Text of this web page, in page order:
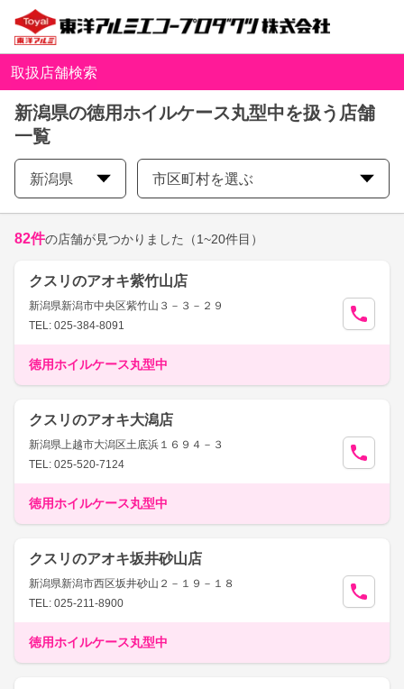
取扱店舗検索
新潟県の徳用ホイルケース丸型中を扱う店舗
一覧
新潟県 市区町村を選ぶ
82件の店舗が見つかりました （1~20件目）
クスリのアオキ紫竹山店
新潟県新潟市中央区紫竹山３－３－２９
TEL: 025-384-8091
徳用ホイルケース丸型中
クスリのアオキ大潟店
新潟県上越市大潟区土底浜１６９４－３
TEL: 025-520-7124
徳用ホイルケース丸型中
クスリのアオキ坂井砂山店
新潟県新潟市西区坂井砂山２－１９－１８
TEL: 025-211-8900
徳用ホイルケース丸型中